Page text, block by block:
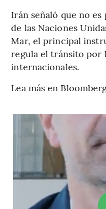
Irán señaló que no
de las Naciones
Mar, el principal
regula el tránsito por
internacionales.
Lea más en